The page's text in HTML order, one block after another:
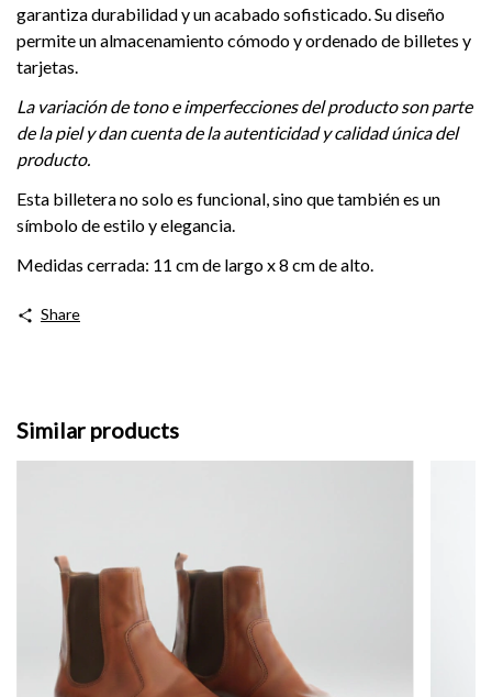
garantiza durabilidad y un acabado sofisticado. Su diseño
permite un almacenamiento cómodo y ordenado de billetes y
tarjetas.
La variación de tono e imperfecciones del producto son parte
de la piel y dan cuenta de la autenticidad y calidad única del
producto.
Esta billetera no solo es funcional, sino que también es un
símbolo de estilo y elegancia.
Medidas cerrada: 11 cm de largo x 8 cm de alto.
Share
Similar products